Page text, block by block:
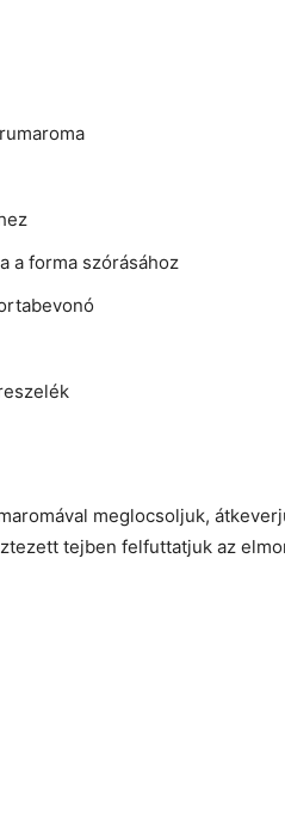
a forma szórásához
meglocsoljuk,
tejben felfuttatjuk az